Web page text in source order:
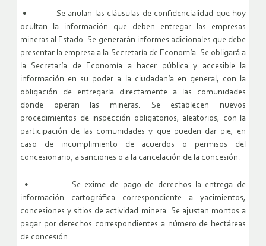
• Se anulan las cláusulas de confidencialidad que hoy
ocultan la información que deben entregar las empresas
mineras al Estado. Se generarán informes adicionales que debe
presentar la empresa a la Secretaría de Economía. Se obligará a
la Secretaría de Economía a hacer pública y accesible la
información en su poder a la ciudadanía en general, con la
obligación de entregarla directamente a las comunidades
donde operan las mineras. Se establecen nuevos
procedimientos de inspección obligatorios, aleatorios, con la
participación de las comunidades y que pueden dar pie, en
caso de incumplimiento de acuerdos o permisos del
concesionario, a sanciones o a la cancelación de la concesión.
• Se exime de pago de derechos la entrega de
información cartográfica correspondiente a yacimientos,
concesiones y sitios de actividad minera. Se ajustan montos a
pagar por derechos correspondientes a número de hectáreas
de concesión.